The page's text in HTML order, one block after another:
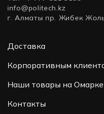
info@politech.kz
г. Алматы пр. Жибек
Доставка
Корпоративным
Наши товары на
Контакты